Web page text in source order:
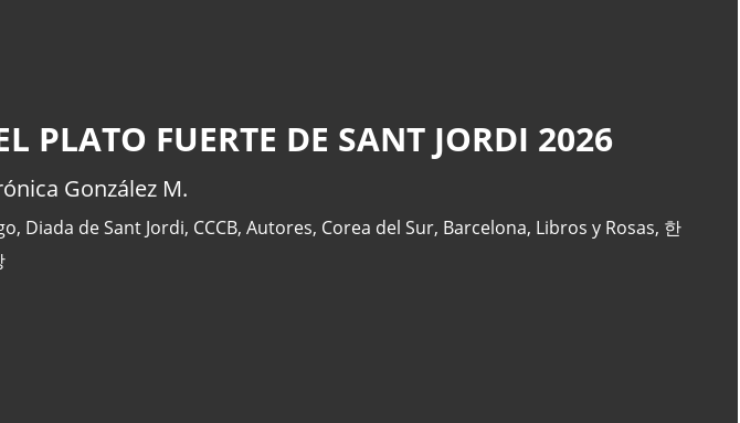
PLATO FUERTE DE SANT JORDI 2026
González M.
, Diada de Sant Jordi, CCCB, Autores, Corea del Sur, Barcelona, Libros y Rosas, 한
Actualidad(227)
España
Europa(47)